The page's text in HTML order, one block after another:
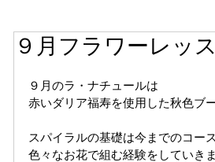
９月フラワーレッ
９月のラ・ナチュールは
赤いダリア福寿を使用した秋色ブ
スパイラルの基礎は今までのコー
色々なお花で組む経験をしてい